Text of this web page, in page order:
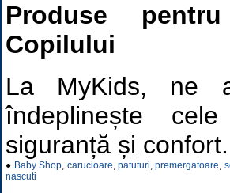
Produse
Copilului
La MyKids, ne
îndeplinește
siguranță și
● Baby Shop, carucioare, patuturi,premergatoare,
nascuti